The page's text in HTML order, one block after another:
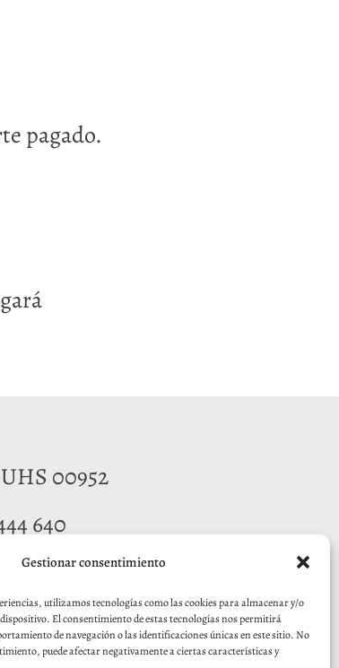
Gestionar consentimiento
utilizamos tecnologías como las cookies para almacenar y/o
El consentimiento de estas tecnologías nos permitirá
de navegación o las identificaciones únicas en este sitio. No
puede afectar negativamente a ciertas características y
pagado.
00952
640
9.